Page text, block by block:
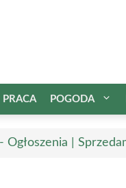
PRACA POGODA
Ogłoszenia |